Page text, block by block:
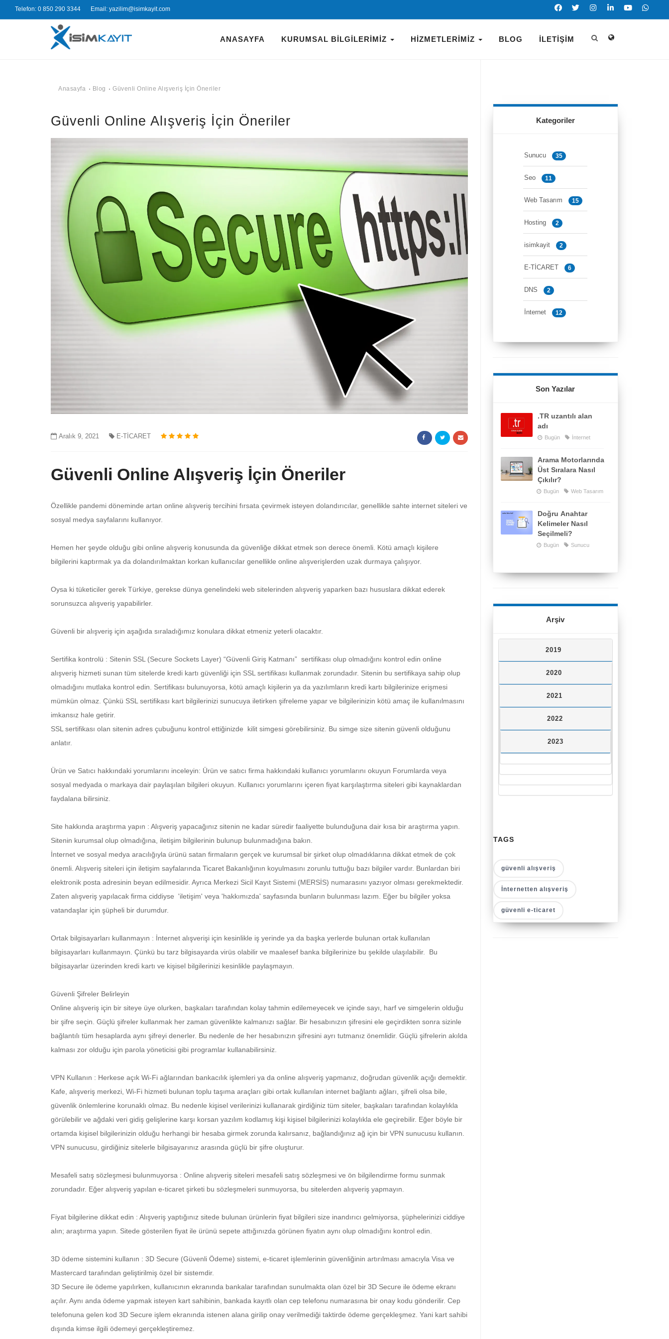
Telefon: 0 850 290 3344 Email: yazilim@isimkayit.com
ANASAYFA KURUMSAL BILGILERIMIZ HIZMETLERIMIZ BLOG İLETIŞIM
Anasayfa Blog Güvenli Online Alışveriş İçin Öneriler
Güvenli Online Alışveriş İçin Öneriler
Aralık 9, 2021 E-TİCARET
Güvenli Online Alışveriş İçin Öneriler
Özellikle pandemi döneminde artan online alışveriş tercihini fırsata çevirmek isteyen dolandırıcılar, genellikle sahte internet siteleri ve
sosyal medya sayfalarını kullanıyor.
Hemen her şeyde olduğu gibi online alışveriş konusunda da güvenliğe dikkat etmek son derece önemli. Kötü amaçlı kişilere
bilgilerini kaptırmak ya da dolandırılmaktan korkan kullanıcılar genellikle online alışverişlerden uzak durmaya çalışıyor.
Oysa ki tüketiciler gerek Türkiye, gerekse dünya genelindeki web sitelerinden alışveriş yaparken bazı hususlara dikkat ederek
sorunsuzca alışveriş yapabilirler.
Güvenli bir alışveriş için aşağıda sıraladığımız konulara dikkat etmeniz yeterli olacaktır.
Sertifika kontrolü : Sitenin SSL (Secure Sockets Layer) “Güvenli Giriş Katmanı” sertifikası olup olmadığını kontrol edin online
alışveriş hizmeti sunan tüm sitelerde kredi kartı güvenliği için SSL sertifikası kullanmak zorundadır. Sitenin bu sertifikaya sahip olup
olmadığını mutlaka kontrol edin. Sertifikası bulunuyorsa, kötü amaçlı kişilerin ya da yazılımların kredi kartı bilgilerinize erişmesi
mümkün olmaz. Çünkü SSL sertifikası kart bilgilerinizi sunucuya iletirken şifreleme yapar ve bilgilerinizin kötü amaç ile kullanılmasını
imkansız hale getirir.
SSL sertifikası olan sitenin adres çubuğunu kontrol ettiğinizde kilit simgesi görebilirsiniz. Bu simge size sitenin güvenli olduğunu
anlatır.
Ürün ve Satıcı hakkındaki yorumlarını inceleyin: Ürün ve satıcı firma hakkındaki kullanıcı yorumlarını okuyun Forumlarda veya
sosyal medyada o markaya dair paylaşılan bilgileri okuyun. Kullanıcı yorumlarını içeren fiyat karşılaştırma siteleri gibi kaynaklardan
faydalana bilirsiniz.
Site hakkında araştırma yapın : Alışveriş yapacağınız sitenin ne kadar süredir faaliyette bulunduğuna dair kısa bir araştırma yapın.
Sitenin kurumsal olup olmadığına, iletişim bilgilerinin bulunup bulunmadığına bakın.
İnternet ve sosyal medya aracılığıyla ürünü satan firmaların gerçek ve kurumsal bir şirket olup olmadıklarına dikkat etmek de çok
önemli. Alışveriş siteleri için iletişim sayfalarında Ticaret Bakanlığının koyulmasını zorunlu tuttuğu bazı bilgiler vardır. Bunlardan biri
elektronik posta adresinin beyan edilmesidir. Ayrıca Merkezi Sicil Kayıt Sistemi (MERSİS) numarasını yazıyor olması gerekmektedir.
Zaten alışveriş yapılacak firma ciddiyse 'iletişim' veya 'hakkımızda' sayfasında bunların bulunması lazım. Eğer bu bilgiler yoksa
vatandaşlar için şüpheli bir durumdur.
Ortak bilgisayarları kullanmayın : İnternet alışverişi için kesinlikle iş yerinde ya da başka yerlerde bulunan ortak kullanılan
bilgisayarları kullanmayın. Çünkü bu tarz bilgisayarda virüs olabilir ve maalesef banka bilgilerinize bu şekilde ulaşılabilir. Bu
bilgisayarlar üzerinden kredi kartı ve kişisel bilgilerinizi kesinlikle paylaşmayın.
Güvenli Şifreler Belirleyin
Online alışveriş için bir siteye üye olurken, başkaları tarafından kolay tahmin edilemeyecek ve içinde sayı, harf ve simgelerin olduğu
bir şifre seçin. Güçlü şifreler kullanmak her zaman güvenlikte kalmanızı sağlar. Bir hesabınızın şifresini ele geçirdikten sonra sizinle
bağlantılı tüm hesaplarda aynı şifreyi denerler. Bu nedenle de her hesabınızın şifresini ayrı tutmanız önemlidir. Güçlü şifrelerin akılda
kalması zor olduğu için parola yöneticisi gibi programlar kullanabilirsiniz.
VPN Kullanın : Herkese açık Wi-Fi ağlarından bankacılık işlemleri ya da online alışveriş yapmanız, doğrudan güvenlik açığı demektir.
Kafe, alışveriş merkezi, Wi-Fi hizmeti bulunan toplu taşıma araçları gibi ortak kullanılan internet bağlantı ağları, şifreli olsa bile,
güvenlik önlemlerine korunaklı olmaz. Bu nedenle kişisel verilerinizi kullanarak girdiğiniz tüm siteler, başkaları tarafından kolaylıkla
görülebilir ve ağdaki veri gidiş gelişlerine karşı korsan yazılım kodlamış kişi kişisel bilgilerinizi kolaylıkla ele geçirebilir. Eğer böyle bir
ortamda kişisel bilgilerinizin olduğu herhangi bir hesaba girmek zorunda kalırsanız, bağlandığınız ağ için bir VPN sunucusu kullanın.
VPN sunucusu, girdiğiniz sitelerle bilgisayarınız arasında güçlü bir şifre oluşturur.
Mesafeli satış sözleşmesi bulunmuyorsa : Online alışveriş siteleri mesafeli satış sözleşmesi ve ön bilgilendirme formu sunmak
zorundadır. Eğer alışveriş yapılan e-ticaret şirketi bu sözleşmeleri sunmuyorsa, bu sitelerden alışveriş yapmayın.
Fiyat bilgilerine dikkat edin : Alışveriş yaptığınız sitede bulunan ürünlerin fiyat bilgileri size inandırıcı gelmiyorsa, şüphelerinizi ciddiye
alın; araştırma yapın. Sitede gösterilen fiyat ile ürünü sepete attığınızda görünen fiyatın aynı olup olmadığını kontrol edin.
3D ödeme sistemini kullanın : 3D Secure (Güvenli Ödeme) sistemi, e-ticaret işlemlerinin güvenliğinin artırılması amacıyla Visa ve
Mastercard tarafından geliştirilmiş özel bir sistemdir.
3D Secure ile ödeme yapılırken, kullanıcının ekranında bankalar tarafından sunulmakta olan özel bir 3D Secure ile ödeme ekranı
açılır. Aynı anda ödeme yapmak isteyen kart sahibinin, bankada kayıtlı olan cep telefonu numarasına bir onay kodu gönderilir. Cep
telefonuna gelen kod 3D Secure işlem ekranında istenen alana girilip onay verilmediği taktirde ödeme gerçekleşmez. Yani kart sahibi
dışında kimse ilgili ödemeyi gerçekleştiremez.
Kategoriler
Sunucu 35
Seo 11
Web Tasarım 15
Hosting 2
isimkayit 2
E-TİCARET 6
DNS 2
İnternet 12
Son Yazılar
.TR uzantılı alan
adı
Bugün İnternet
Arama Motorlarında
Üst Sıralara Nasıl
Çıkılır?
Bugün Web Tasarım
Doğru Anahtar
Kelimeler Nasıl
Seçilmeli?
Bugün Sunucu
Arşiv
2019
2020
2021
2022
2023
TAGS
güvenli alışveriş
İnternetten alışveriş
güvenli e-ticaret